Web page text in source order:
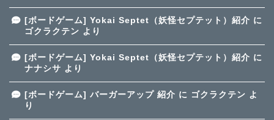
[ボードゲーム] Yokai Septet（妖怪セプテット）紹介 に
ゴクラクテン より
[ボードゲーム] Yokai Septet（妖怪セプテット）紹介 に
ナナシサ より
[ボードゲーム] バーガーアップ 紹介 に ゴクラクテン よ
り